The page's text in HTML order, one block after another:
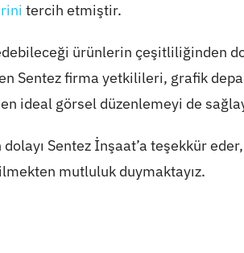
ini tercih etmiştir.
ürünlerin çeşitliliğinden
Sentez firma yetkilileri, grafik
ideal görsel düzenlemeyi de
Sentez İnşaat’a teşekkür
mutluluk duymaktayız.